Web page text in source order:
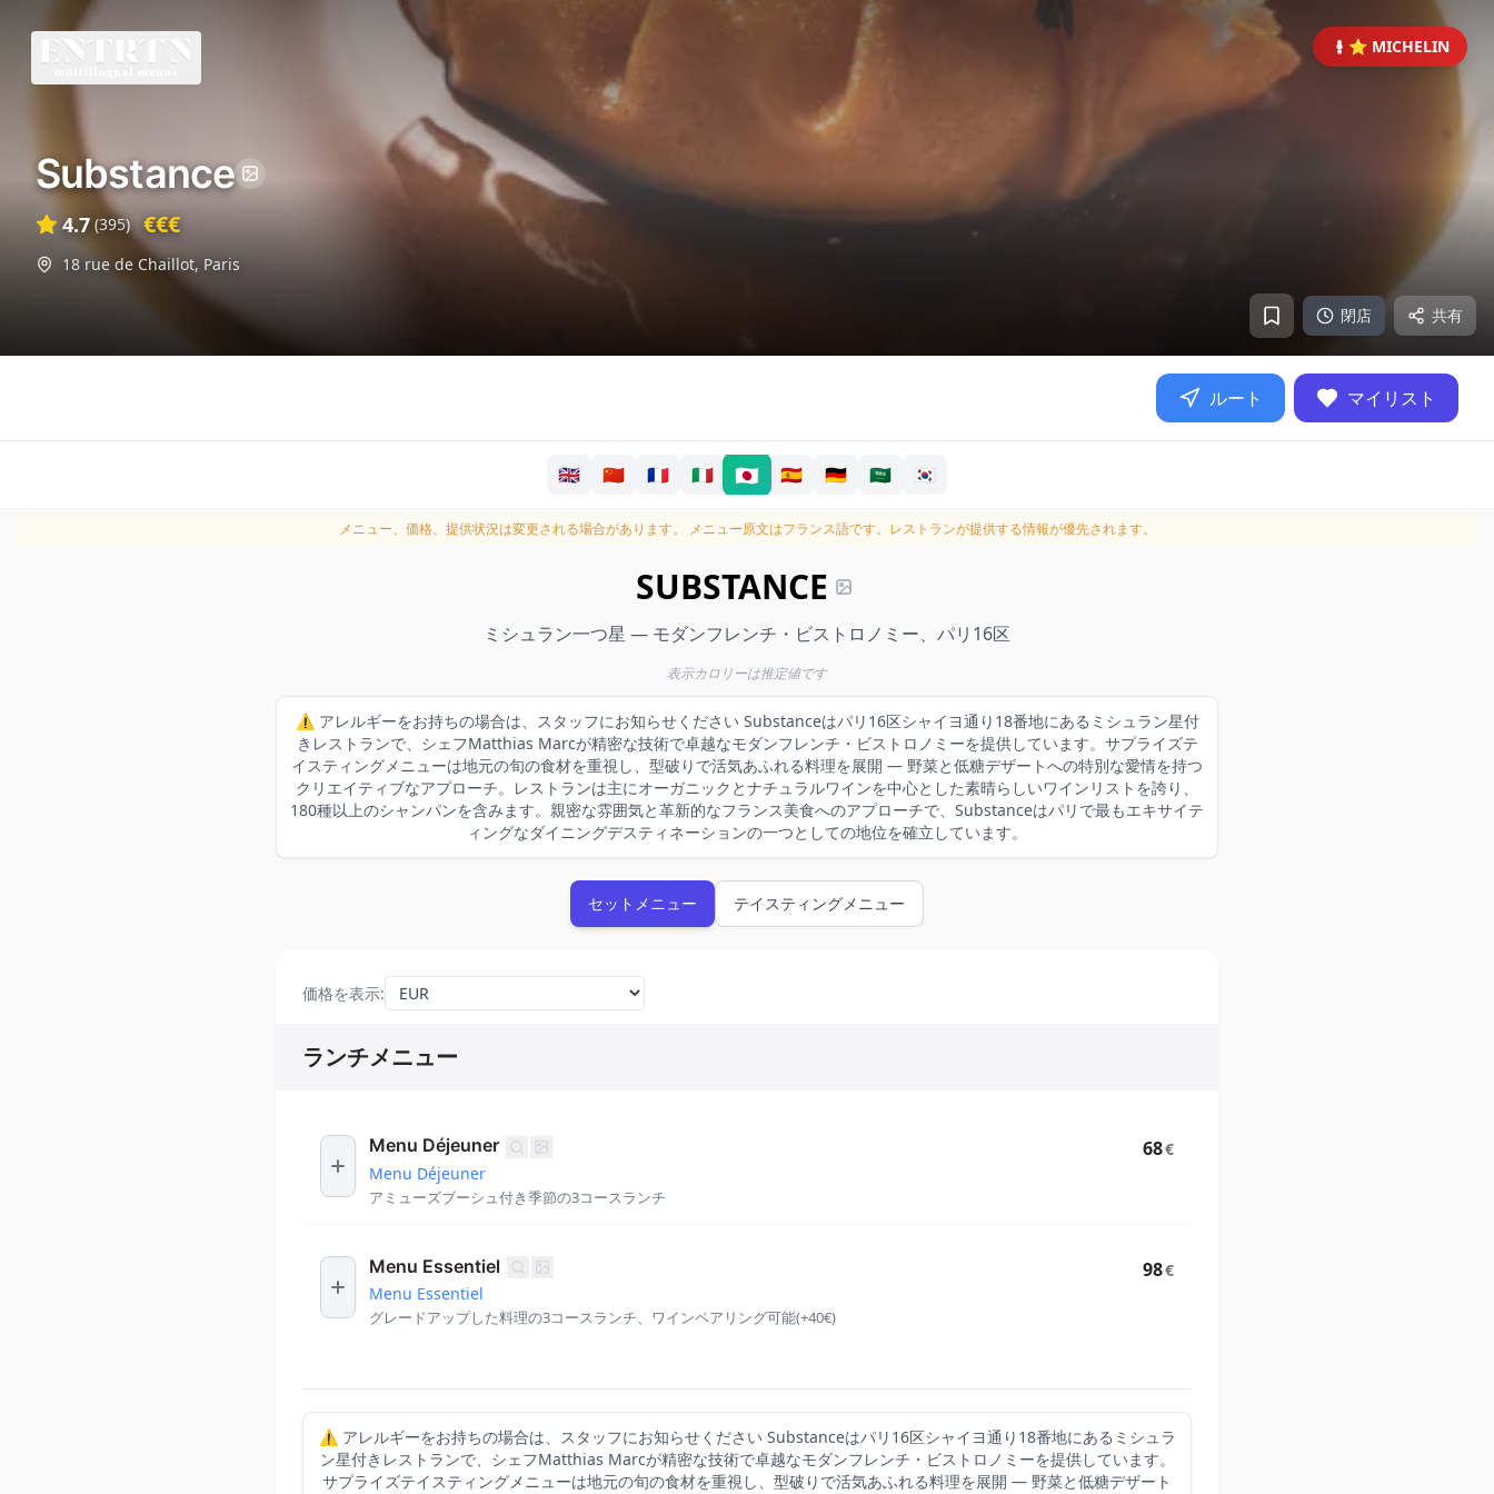
⭐ MICHELIN
閉店 共有
Substance
4.7 (395) €€€
18 rue de Chaillot, Paris
ルート マイリスト
🇬🇧 🇨🇳 🇫🇷 🇮🇹 🇯🇵 🇪🇸 🇩🇪 🇸🇦 🇰🇷
メニュー、価格、提供状況は変更される場合があります。 メニュー原文はフランス語です。レストランが提供する情報が優先されます。
SUBSTANCE
ミシュラン一つ星 — モダンフレンチ・ビストロノミー、パリ16区
表示カロリーは推定値です
⚠️ アレルギーをお持ちの場合は、スタッフにお知らせください Substanceはパリ16区シャイヨ通り18番地にあるミシュラン星付
きレストランで、シェフMatthias Marcが精密な技術で卓越なモダンフレンチ・ビストロノミーを提供しています。サプライズテ
イスティングメニューは地元の旬の食材を重視し、型破りで活気あふれる料理を展開 — 野菜と低糖デザートへの特別な愛情を持つ
クリエイティブなアプローチ。レストランは主にオーガニックとナチュラルワインを中心とした素晴らしいワインリストを誇り、
180種以上のシャンパンを含みます。親密な雰囲気と革新的なフランス美食へのアプローチで、Substanceはパリで最もエキサイテ
ィングなダイニングデスティネーションの一つとしての地位を確立しています。
セットメニュー テイスティングメニュー
価格を表示:
ランチメニュー
Menu Déjeuner
Menu Déjeuner
アミューズブーシュ付き季節の3コースランチ
68€
Menu Essentiel
Menu Essentiel
グレードアップした料理の3コースランチ、ワインペアリング可能(+40€)
98€
⚠️ アレルギーをお持ちの場合は、スタッフにお知らせください Substanceはパリ16区シャイヨ通り18番地にあるミシュラ
ン星付きレストランで、シェフMatthias Marcが精密な技術で卓越なモダンフレンチ・ビストロノミーを提供しています。
サプライズテイスティングメニューは地元の旬の食材を重視し、型破りで活気あふれる料理を展開 — 野菜と低糖デザート